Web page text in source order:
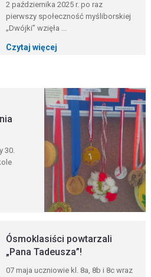
2 października 2025 r. po raz
pierwszy społeczność myśliborskiej
„Dwójki” wzięła ...
Czytaj więcej
30.
Ósmoklasiści powtarzali
„Pana Tadeusza”!
07 maja uczniowie kl. 8a, 8b i 8c wraz